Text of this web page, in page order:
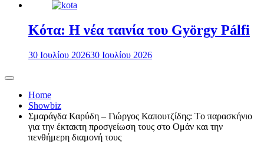
Κότα: Η νέα ταινία του György Pálfi
30 Ιουλίου 202630 Ιουλίου 2026
Home
Showbiz
Σμαράγδα Καρύδη – Γιώργος Καπουτζίδης: Tο παρασκήνιο
για την έκτακτη προσγείωση τους στο Ομάν και την
πενθήμερη διαμονή τους